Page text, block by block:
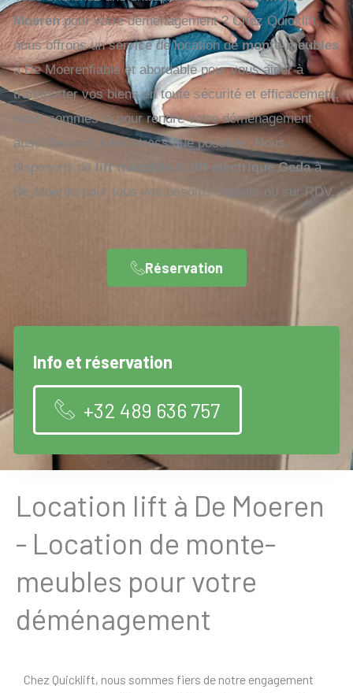
Moerenpour votre déménagement ? Chez Quicklift,
nous offrons un service de location demonte-meubles
à De Moerenfiable et abordable pour vous aider à
transporter vos biens en toute sécurité et efficacement.
Nous sommes là pour rendre votre déménagement
aussi facile et sans stress que possible. Nous
disposons de lift tractable et lift électrique Gedaà
De Moeren pour tous vos besoins urgents ou sur RDV.
Réservation
Info et réservation
+32 489 636 757
Location lift à De Moeren
- Location de monte-
meubles pour votre
déménagement
Chez Quicklift, nous sommes fiers de notre engagement